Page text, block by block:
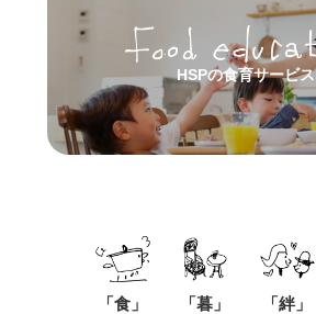
HSPの食育サービス
「食」 「暮」 「絆」